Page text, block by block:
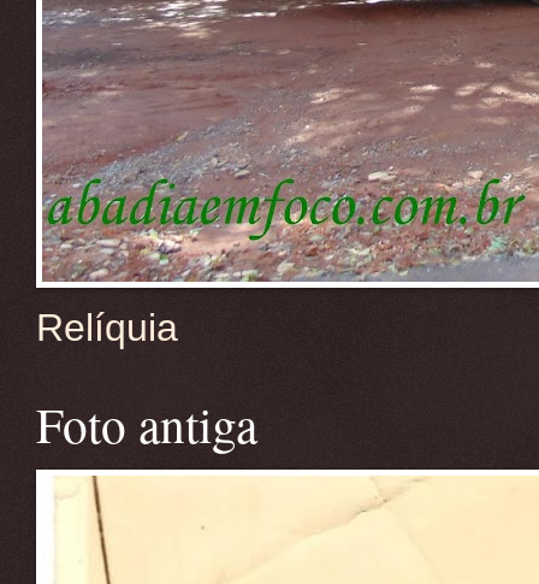
Relíquia
Foto antiga